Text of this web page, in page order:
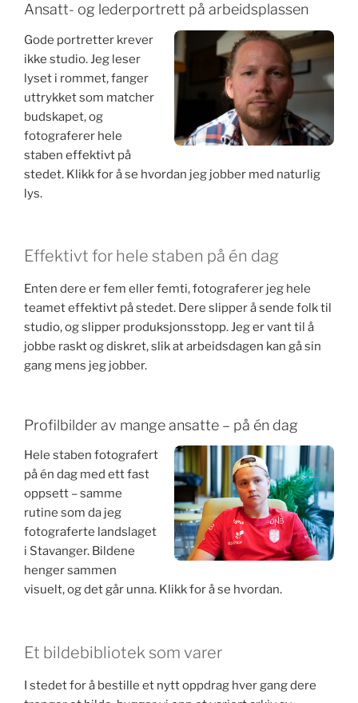
Ansatt- og lederportrett på arbeidsplassen
Gode portretter krever
ikke studio. Jeg leser
lyset i rommet, fanger
uttrykket som matcher
budskapet, og
fotograferer hele
staben effektivt på
stedet. Klikk for å se hvordan jeg jobber med naturlig
lys.
Effektivt for hele staben på én dag
Enten dere er fem eller femti, fotograferer jeg hele
teamet effektivt på stedet. Dere slipper å sende folk til
studio, og slipper produksjonsstopp. Jeg er vant til å
jobbe raskt og diskret, slik at arbeidsdagen kan gå sin
gang mens jeg jobber.
Profilbilder av mange ansatte – på én dag
Hele staben fotografert
på én dag med ett fast
oppsett – samme
rutine som da jeg
fotograferte landslaget
i Stavanger. Bildene
henger sammen
visuelt, og det går unna. Klikk for å se hvordan.
Et bildebibliotek som varer
I stedet for å bestille et nytt oppdrag hver gang dere